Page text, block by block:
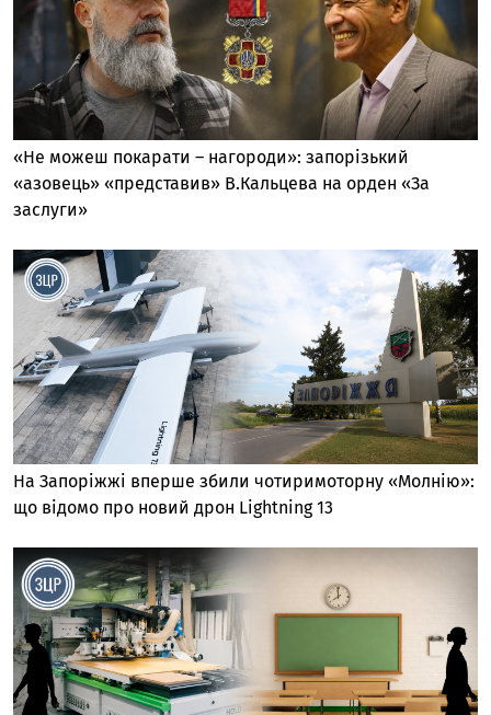
«Не можеш покарати – нагороди»: запорізький
«азовець» «представив» В.Кальцева на орден «За
заслуги»
На Запоріжжі вперше збили чотиримоторну «Молнію»:
що відомо про новий дрон Lightning 13